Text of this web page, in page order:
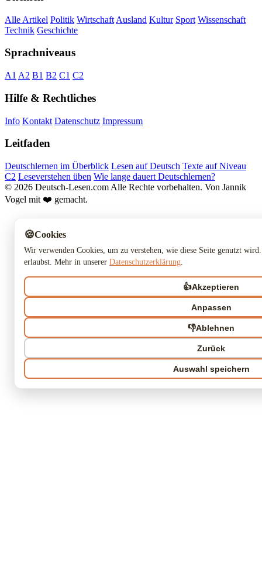
Alle Artikel Politik Wirtschaft Ausland Kultur Sport Wissenschaft
Technik Geschichte
Sprachniveaus
A1 A2 B1 B2 C1 C2
Hilfe & Rechtliches
Info Kontakt Datenschutz Impressum
Leitfaden
Deutschlernen im Überblick Lesen auf Deutsch Texte auf Niveau
C2 Leseverstehen üben Wie lange dauert Deutschlernen?
© 2026 Deutsch-Lesen.com Alle Rechte vorbehalten. Von Jannik
Vogel mit ❤️ gemacht.
🍪Cookies
Wir verwenden Cookies, um zu verstehen, wie diese Seite genutzt
erlaubst. Mehr in unserer Datenschutzerklärung.
👍Akzeptieren
Anpassen
👎Ablehnen
Zurück
Auswahl speichern